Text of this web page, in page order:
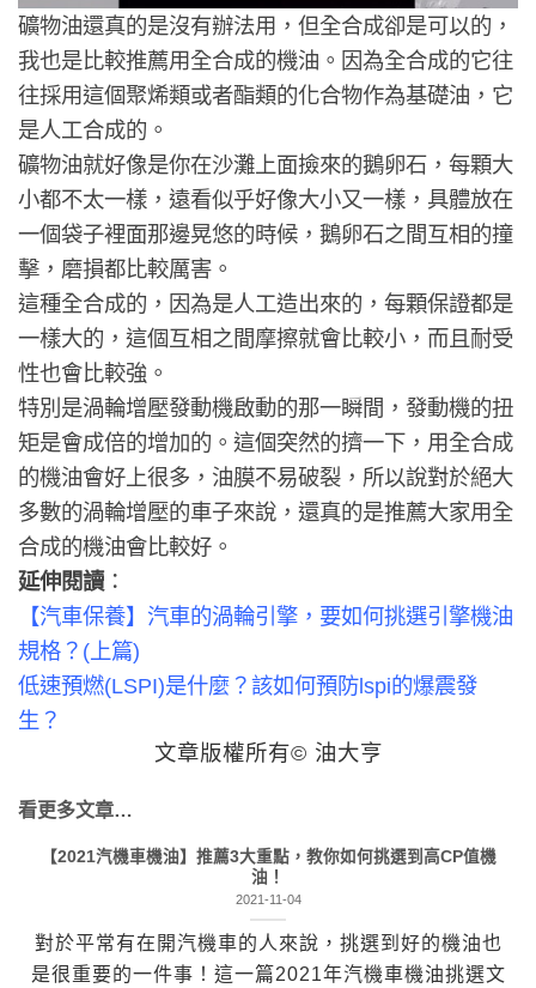
礦物油還真的是沒有辦法用，但全合成卻是可以的，
我也是比較推薦用全合成的機油。因為全合成的它往
往採用這個聚烯類或者酯類的化合物作為基礎油，它
是人工合成的。
礦物油就好像是你在沙灘上面撿來的鵝卵石，每顆大
小都不太一樣，遠看似乎好像大小又一樣，具體放在
一個袋子裡面那邊晃悠的時候，鵝卵石之間互相的撞
擊，磨損都比較厲害。
這種全合成的，因為是人工造出來的，每顆保證都是
一樣大的，這個互相之間摩擦就會比較小，而且耐受
性也會比較強。
特別是渦輪增壓發動機啟動的那一瞬間，發動機的扭
矩是會成倍的增加的。這個突然的擠一下，用全合成
的機油會好上很多，油膜不易破裂，所以說對於絕大
多數的渦輪增壓的車子來說，還真的是推薦大家用全
合成的機油會比較好。
延伸閱讀 ：
【汽車保養】汽車的渦輪引擎，要如何挑選引擎機油
規格？(上篇)
低速預燃(LSPI)是什麼？該如何預防lspi的爆震發
生？
文章版權所有© 油大亨
看更多文章…
【2021汽機車機油】推薦3大重點，教你如何挑選到高CP值機
油！
2021-11-04
對於平常有在開汽機車的人來說，挑選到好的機油也
是很重要的一件事！這一篇2021年汽機車機油挑選文